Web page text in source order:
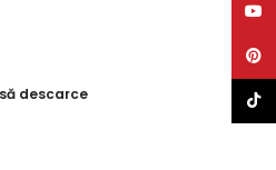
descarce